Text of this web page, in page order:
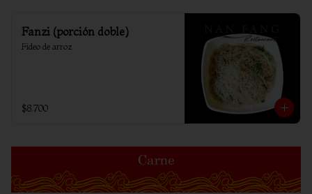
Fanzi (porción doble)
Fideo de arroz
$8.700